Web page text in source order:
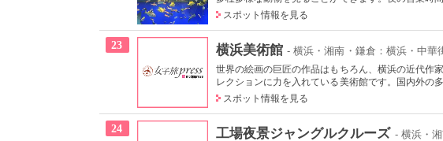
スポット情報を見る
23 横浜美術館 - 横浜・湘南・鎌倉：横浜・中華
世界の絵画の巨匠の作品はもちろん、横浜の近代作
レクションに力を入れている美術館です。国内外の
スポット情報を見る
24 工場夜景ジャングルクルーズ - 横浜・